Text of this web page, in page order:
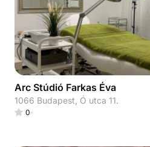
Arc Stúdió Farkas Éva
1066 Budapest, Ó utca 11.
0